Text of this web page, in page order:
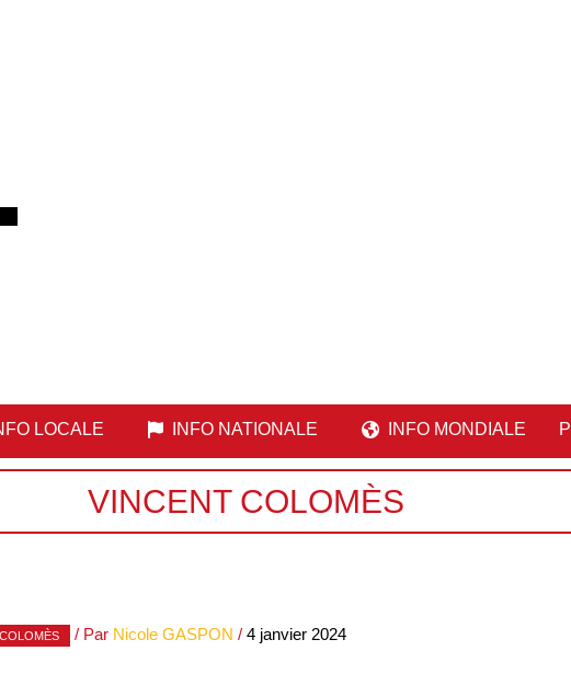
LOCALE INFO NATIONALE INFO MONDIALE
VINCENT COLOMÈS
/ Par Nicole GASPON / 4 janvier 2024